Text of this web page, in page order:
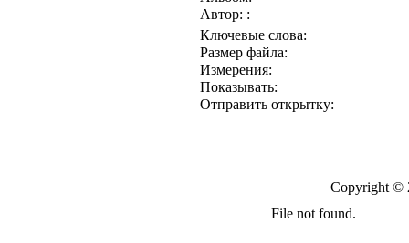
Автор: :
Ключевые слова:
Размер файла:
Измерения:
Показывать:
Отправить открытку:
Copyright ©